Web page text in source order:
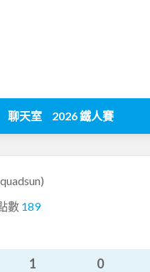
聊天室 2026 鐵人賽
數 189
1 0